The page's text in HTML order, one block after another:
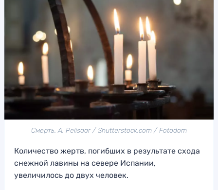
Смерть. A. Pelisaar / Shutterstock.com / Fotodom
Количество жертв, погибших в результате схода
снежной лавины на севере Испании,
увеличилось до двух человек.